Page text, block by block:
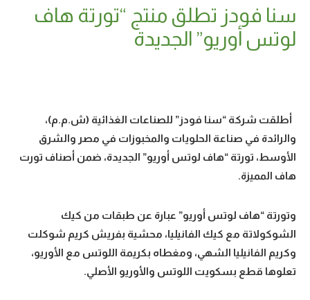
سنا فودز تطلق منتج “تورتة هاف
لوتس أوريو” الجديدة
أطلقت شركة “سنا فودز” للصناعات الغذائية (ش.م.م)،
والرائدة في صناعة الحلويات والمخبوزات في مصر والشرق
الأوسط، تورتة “هاف لوتس أوريو” الجديدة، ضمن أصناف تورت
هاف المميزة.
وتورتة “هاف لوتس أوريو” عبارة عن طبقات من كيك
الشوكولاتة مع كيك الفانيليا، محشية بفريش كريم شوكلت
وكريم الفانيليا الشهي، ومغطاه بكريمة اللوتس مع الأوريو،
تعلوها قطع بسكويت اللوتس والأوريو الأصلي.